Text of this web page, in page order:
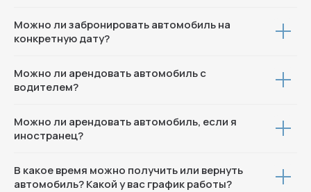
Можно ли забронировать автомобиль на
конкретную дату?
Можно ли арендовать автомобиль с
водителем?
Можно ли арендовать автомобиль, если я
иностранец?
В какое время можно получить или вернуть
автомобиль? Какой у вас график работы?